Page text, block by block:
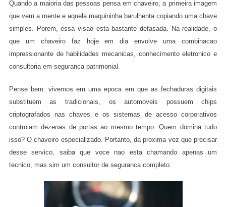
Quando a maioria das pessoas pensa em chaveiro, a primeira imagem
que vem a mente e aquela maquininha barulhenta copiando uma chave
simples. Porem, essa visao esta bastante defasada. Na realidade, o
que um chaveiro faz hoje em dia envolve uma combinacao
impressionante de habilidades mecanicas, conhecimento eletronico e
consultoria em seguranca patrimonial.
Pense bem: vivemos em uma epoca em que as fechaduras digitais
substituem as tradicionais, os automoveis possuem chips
criptografados nas chaves e os sistemas de acesso corporativos
controlam dezenas de portas ao mesmo tempo. Quem domina tudo
isso? O chaveiro especializado. Portanto, da proxima vez que precisar
desse servico, saiba que voce nao esta chamando apenas um
tecnico, mas sim um consultor de seguranca completo.